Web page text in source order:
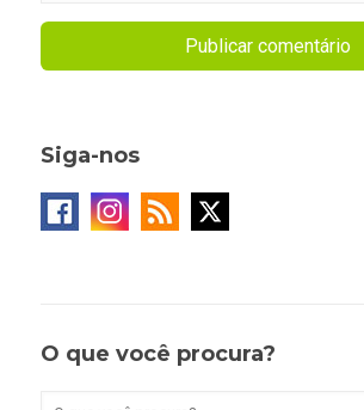
Siga-nos
O que você procura?